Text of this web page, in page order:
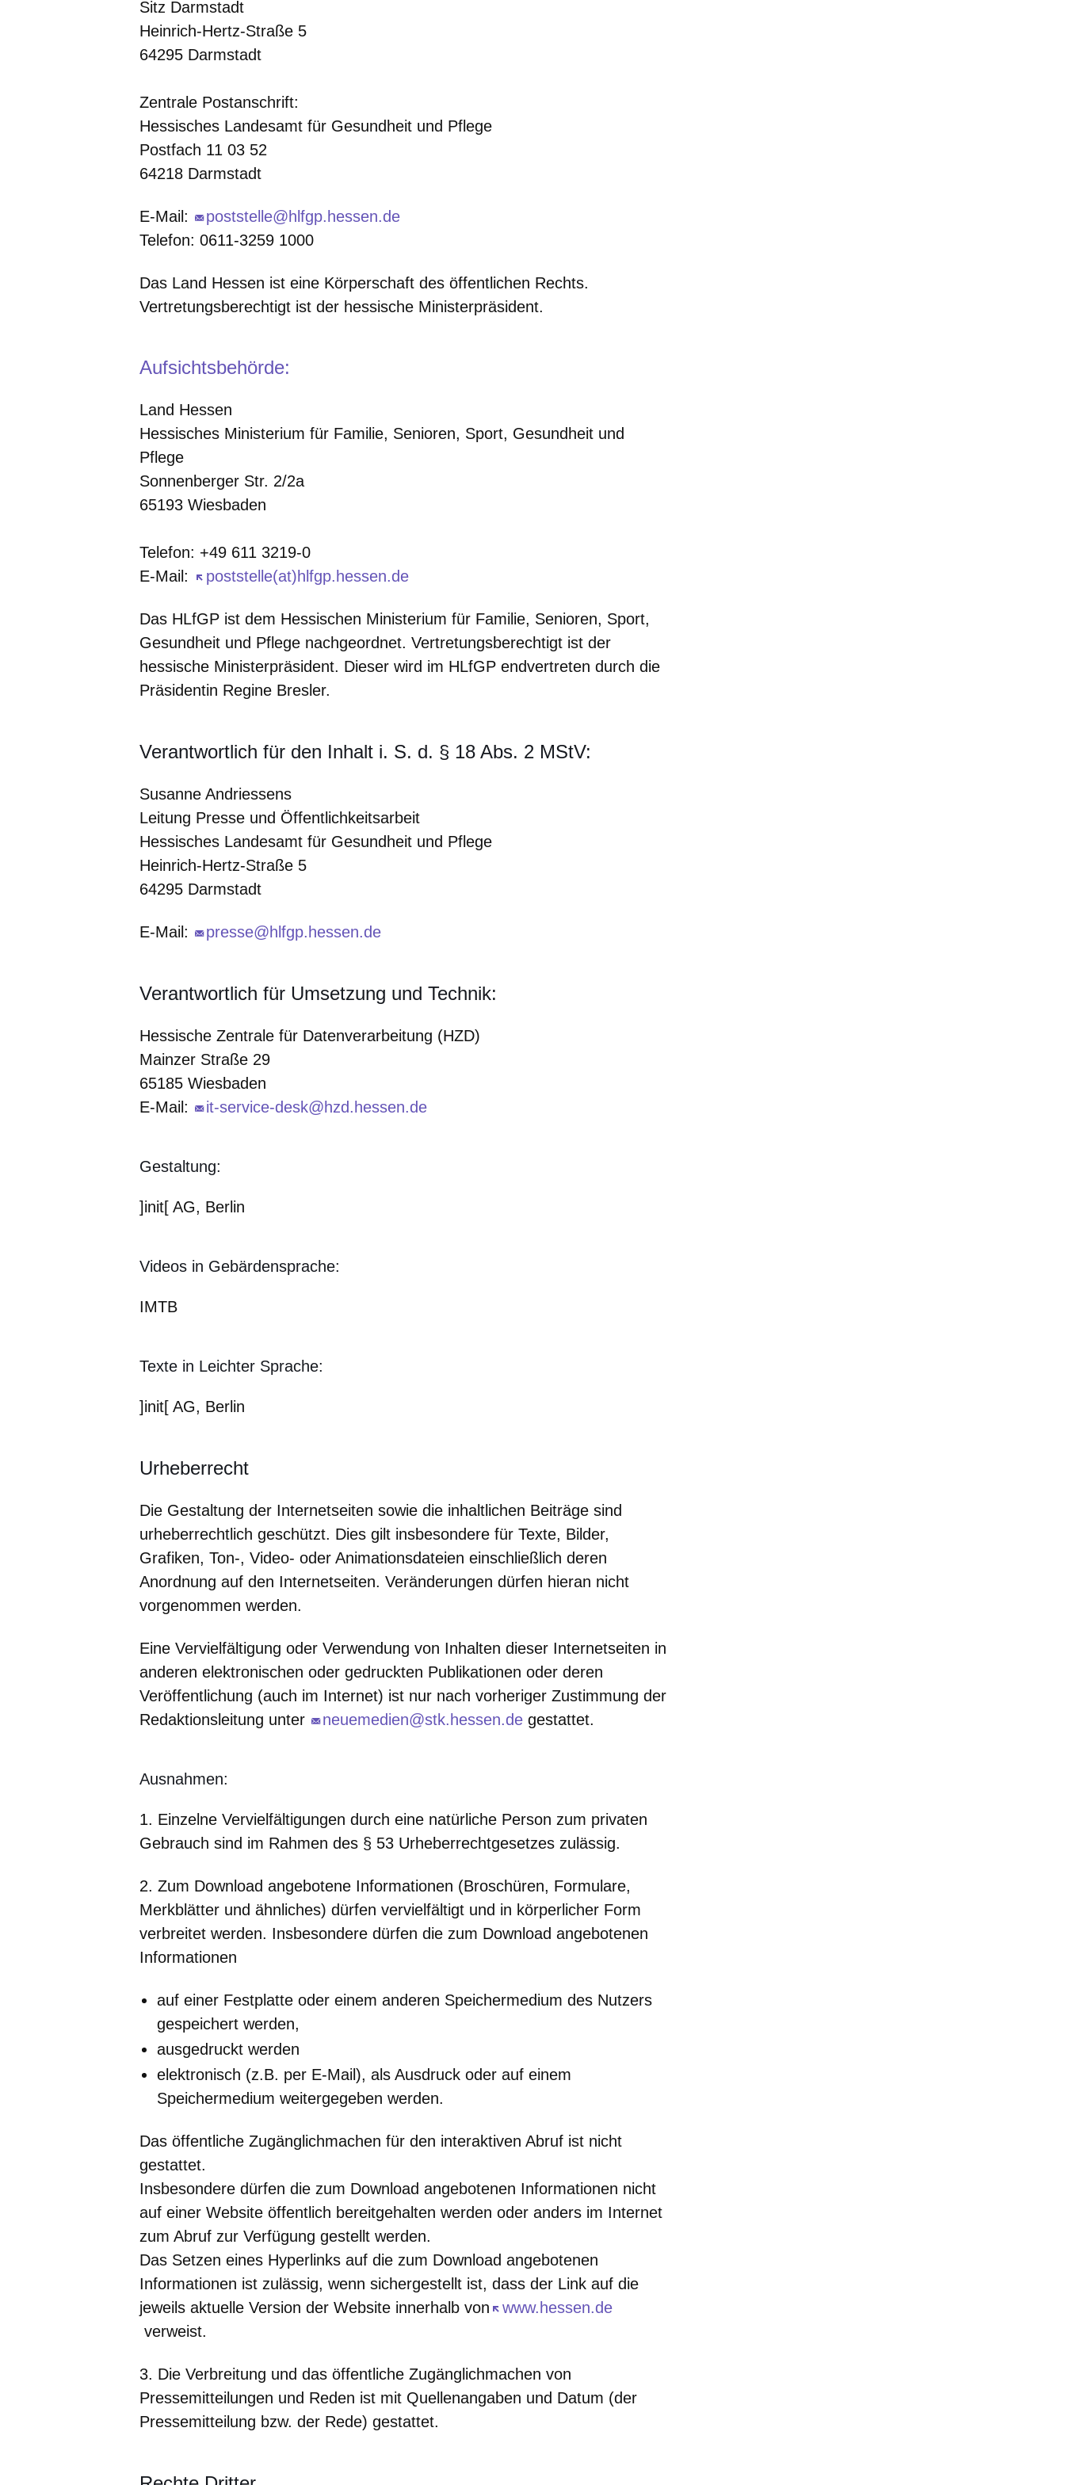
Sitz Darmstadt
Heinrich-Hertz-Straße 5
64295 Darmstadt
Zentrale Postanschrift:
Hessisches Landesamt für Gesundheit und Pflege
Postfach 11 03 52
64218 Darmstadt
E-Mail:
poststelle@hlfgp.hessen.de
Telefon: 0611-3259 1000
Das Land Hessen ist eine Körperschaft des öffentlichen Rechts.
Vertretungsberechtigt ist der hessische Ministerpräsident.
Aufsichtsbehörde:
Land Hessen
Hessisches Ministerium für Familie, Senioren, Sport, Gesundheit und
Pflege
Sonnenberger Str. 2/2a
65193 Wiesbaden
Telefon: +49 611 3219-0
E-Mail:
poststelle(at)hlfgp.hessen.de
Öffnet sich in einem neuen Fenster
Das HLfGP ist dem Hessischen Ministerium für Familie, Senioren, Sport,
Gesundheit und Pflege nachgeordnet. Vertretungsberechtigt ist der
hessische Ministerpräsident. Dieser wird im HLfGP endvertreten durch die
Präsidentin Regine Bresler.
Verantwortlich für den Inhalt i. S. d. § 18 Abs. 2 MStV:
Susanne Andriessens
Leitung Presse und Öffentlichkeitsarbeit
Hessisches Landesamt für Gesundheit und Pflege
Heinrich-Hertz-Straße 5
64295 Darmstadt
E-Mail: presse@hlfgp.hessen.de
Verantwortlich für Umsetzung und Technik:
Hessische Zentrale für Datenverarbeitung (HZD)
Mainzer Straße 29
65185 Wiesbaden
E-Mail:
it-service-desk@hzd.hessen.de
Gestaltung:
]init[ AG, Berlin
Videos in Gebärdensprache:
IMTB
Texte in Leichter Sprache:
]init[ AG, Berlin
Urheberrecht
Die Gestaltung der Internetseiten sowie die inhaltlichen Beiträge sind
urheberrechtlich geschützt. Dies gilt insbesondere für Texte, Bilder,
Grafiken, Ton-, Video- oder Animationsdateien einschließlich deren
Anordnung auf den Internetseiten. Veränderungen dürfen hieran nicht
vorgenommen werden.
Eine Vervielfältigung oder Verwendung von Inhalten dieser Internetseiten in
anderen elektronischen oder gedruckten Publikationen oder deren
Veröffentlichung (auch im Internet) ist nur nach vorheriger Zustimmung der
Redaktionsleitung unter
neuemedien@stk.hessen.de gestattet.
Ausnahmen:
1. Einzelne Vervielfältigungen durch eine natürliche Person zum privaten
Gebrauch sind im Rahmen des § 53 Urheberrechtgesetzes zulässig.
2. Zum Download angebotene Informationen (Broschüren, Formulare,
Merkblätter und ähnliches) dürfen vervielfältigt und in körperlicher Form
verbreitet werden. Insbesondere dürfen die zum Download angebotenen
Informationen
auf einer Festplatte oder einem anderen Speichermedium des Nutzers
gespeichert werden,
ausgedruckt werden
elektronisch (z.B. per E-Mail), als Ausdruck oder auf einem
Speichermedium weitergegeben werden.
Das öffentliche Zugänglichmachen für den interaktiven Abruf ist nicht
gestattet.
Insbesondere dürfen die zum Download angebotenen Informationen nicht
auf einer Website öffentlich bereitgehalten werden oder anders im Internet
zum Abruf zur Verfügung gestellt werden.
Das Setzen eines Hyperlinks auf die zum Download angebotenen
Informationen ist zulässig, wenn sichergestellt ist, dass der Link auf die
jeweils aktuelle Version der Website innerhalb von
www.hessen.de
Öffnet sich in einem neuen Fenster
verweist.
3. Die Verbreitung und das öffentliche Zugänglichmachen von
Pressemitteilungen und Reden ist mit Quellenangaben und Datum (der
Pressemitteilung bzw. der Rede) gestattet.